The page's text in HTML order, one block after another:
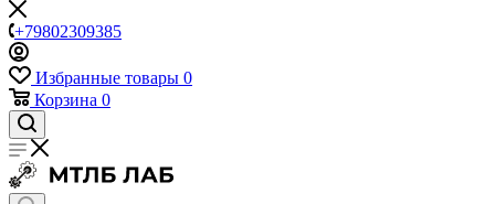
+79802309385
Избранные товары 0
Корзина 0